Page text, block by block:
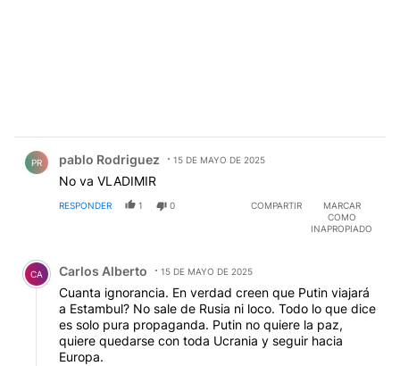
PR pablo Rodriguez 15 DE MAYO DE 2025
No va VLADIMIR
RESPONDER 1 0 COMPARTIR
MARCAR
COMO
INAPROPIADO
Comentario de Carlos Alberto.
CA Carlos Alberto 15 DE MAYO DE 2025
Cuanta ignorancia. En verdad creen que Putin viajará
a Estambul? No sale de Rusia ni loco. Todo lo que dice
es solo pura propaganda. Putin no quiere la paz,
quiere quedarse con toda Ucrania y seguir hacia
Europa.